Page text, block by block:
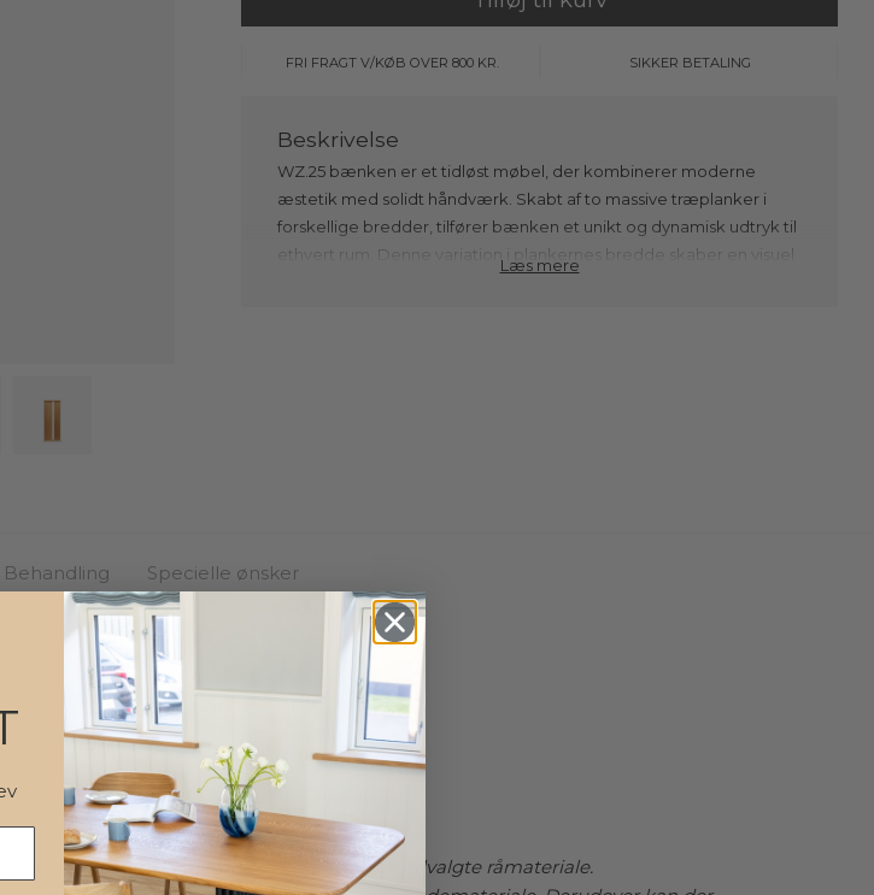
FRI FRAGT V/KØB OVER 800 KR. SIKKER BETALING
WZ.25 bænken er et tidløst møbel, der kombinerer moderne
æstetik med solidt håndværk. Skabt af to massive træplanker i
forskellige bredder, tilfører bænken et unikt og dynamisk udtryk til
ethvert rum. Denne variation i plankernes bredde skaber en visuel
interiører. Uanset om du placerer bænken i entreen, spisestuen
eller stuen, vil den tilføje et strejf af natur i rummet.
Benene på WZ.25 bænken er ligeledes fremstillet i massivt træ og
formet i geometriske, rene linjer. Disse enkle, men kraftfulde
former bidrager til bænkens moderne udtryk og understøtter det
nordiske designprincip om funktionalitet kombineret med æstetik.
De geometriske ben giver ikke blot et skulpturelt præg, men også
en stabil og solid konstruktion, som sikrer, at bænken er holdbar
og komfortabel at sidde på. Den rene, stringente form af benene
skaber en flot kontrast til de varierende planker, hvilket gør
Læs mere
Behandling Specielle ønsker
i træ varierer, afhængigt af det udvalgte råmateriale.